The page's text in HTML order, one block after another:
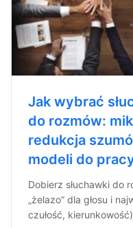
Jak wybrać
do rozmów:
redukcja
modeli do
Dobierz słuchawki do
„żelazo” dla głosu i
czułość,